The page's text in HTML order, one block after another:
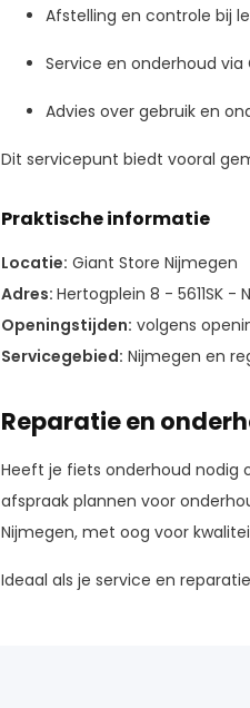
Afstelling en controle bij
Service en onderhoud via
Advies over gebruik en
Dit servicepunt biedt vooral
Praktische informatie
Locatie: Giant Store Nijmegen
Adres: Hertogplein 8 - 5611SK -
Openingstijden: volgens
Servicegebied: Nijmegen en
Reparatie en
Heeft je fiets onderhoud nodig
afspraak plannen voor
Nijmegen, met oog voor
Ideaal als je service en